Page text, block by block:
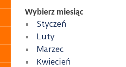
Wybierz miesiąc
Styczeń
Luty
Marzec
Kwiecień